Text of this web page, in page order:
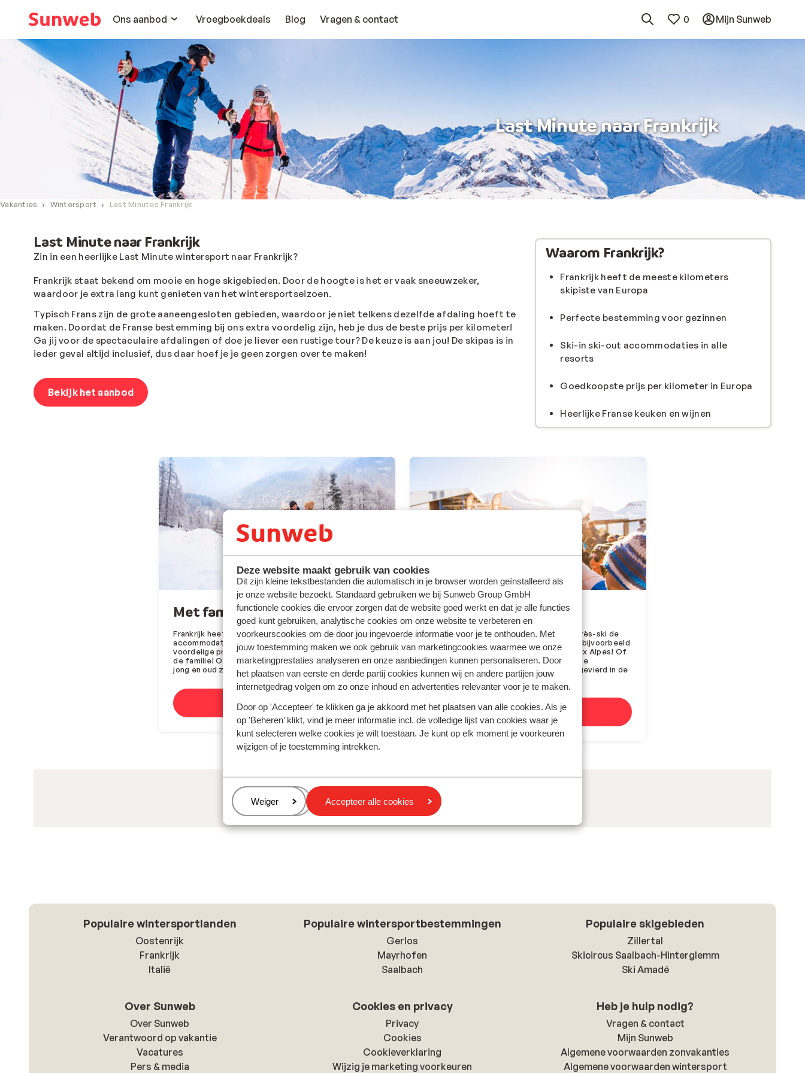
Deze website maakt gebruik van cookies
Dit zijn kleine tekstbestanden die automatisch in je browser worden geïnstalleerd als
je onze website bezoekt. Standaard gebruiken we bij Sunweb Group GmbH
functionele cookies die ervoor zorgen dat de website goed werkt en dat je alle functies
goed kunt gebruiken, analytische cookies om onze website te verbeteren en
voorkeurscookies om de door jou ingevoerde informatie voor je te onthouden. Met
jouw toestemming maken we ook gebruik van marketingcookies waarmee we onze
marketingprestaties analyseren en onze aanbiedingen kunnen personaliseren. Door
het plaatsen van eerste en derde partij cookies kunnen wij en andere partijen jouw
internetgedrag volgen om zo onze inhoud en advertenties relevanter voor je te maken.
Door op 'Accepteer' te klikken ga je akkoord met het plaatsen van alle cookies. Als je
op 'Beheren’ klikt, vind je meer informatie incl. de volledige lijst van cookies waar je
kunt selecteren welke cookies je wilt toestaan. Je kunt op elk moment je voorkeuren
wijzigen of je toestemming intrekken.
Beheren
Weiger Accepteer alle cookies
Ons aanbod
Vroegboekdeals Blog Vragen & contact 0 Mijn Sunweb
Last Minute naar Frankrijk
Vakanties Wintersport Last Minutes Frankrijk
Last Minute naar Frankrijk
Zin in een heerlijke Last Minute wintersport naar Frankrijk?
Frankrijk staat bekend om mooie en hoge skigebieden. Door de hoogte is het er vaak sneeuwzeker,
waardoor je extra lang kunt genieten van het wintersportseizoen.
Typisch Frans zijn de grote aaneengesloten gebieden, waardoor je niet telkens dezelfde afdaling hoeft te
maken. Doordat de Franse bestemming bij ons extra voordelig zijn, heb je dus de beste prijs per kilometer!
Ga jij voor de spectaculaire afdalingen of doe je liever een rustige tour? De keuze is aan jou! De skipas is in
ieder geval altijd inclusief, dus daar hoef je je geen zorgen over te maken!
Bekijk het aanbod
Waarom Frankrijk?
Frankrijk heeft de meeste kilometers
skipiste van Europa
Perfecte bestemming voor gezinnen
Ski-in ski-out accommodaties in alle
resorts
Goedkoopste prijs per kilometer in Europa
Heerlijke Franse keuken en wijnen
Met familie
Frankrijk heeft grote skigebieden, met
accommodaties aan de piste en voor een zeer
voordelige prijs zijn. Ideaal voor een wintersport met
de familie! Of kies voor een FamFun wintersport, waar
jong en oud zich volop kunnen uitleven.
Bekijk
Met vrienden
Naast Oostenrijk komt ook in Frankrijk après-ski de
laatste jaren meer en meer op gang. Kies bijvoorbeeld
voor Val Thorens, Alpe d'Huez en Les Deux Alpes! Of
zorg dat je aanwezig bent bij het magische
Tomorrowland dat voor het eerst wordt gevierd in de
winter!
Bekijk
Populaire wintersportlanden
Oostenrijk
Frankrijk
Italië
Populaire wintersportbestemmingen
Gerlos
Mayrhofen
Saalbach
Populaire skigebieden
Zillertal
Skicircus Saalbach-Hinterglemm
Ski Amadé
Over Sunweb
Over Sunweb
Verantwoord op vakantie
Vacatures
Pers & media
Cookies en privacy
Privacy
Cookies
Cookieverklaring
Wijzig je marketing voorkeuren
Heb je hulp nodig?
Vragen & contact
Mijn Sunweb
Algemene voorwaarden zonvakanties
Algemene voorwaarden wintersport